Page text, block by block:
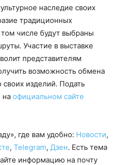
наследие своих
традиционных
числе будут выбраны
Участие в выставке
представителям
возможность обмена
изделий. Подать
на официальном сайте
где вам удобно: Новости,
, Telegram, Дзен. Есть тема
информацию на почту